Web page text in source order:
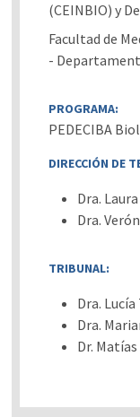
(CEINBIO) y
Facultad de
-
PROGRAMA:
PEDECIBA
DIRECCIÓN DE
Dra.
Dra.
TRIBUNAL:
Dra.
Dra.
Dr.